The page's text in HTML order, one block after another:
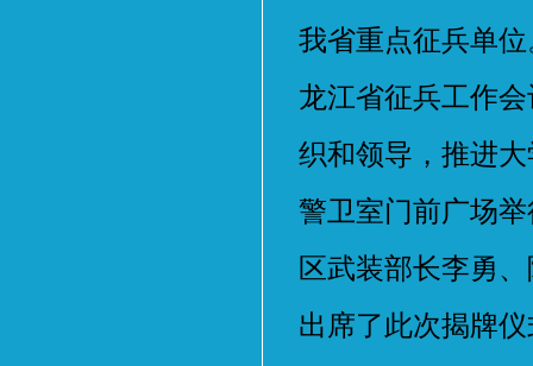
我省重点征兵单
龙江省征兵工作
织和领导，推进
警卫室门前广场
区武装部长李勇
出席了此次揭牌